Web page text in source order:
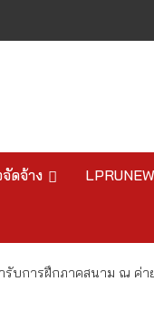
ดจ้าง
รับการฝึกภาคสนาม ณ